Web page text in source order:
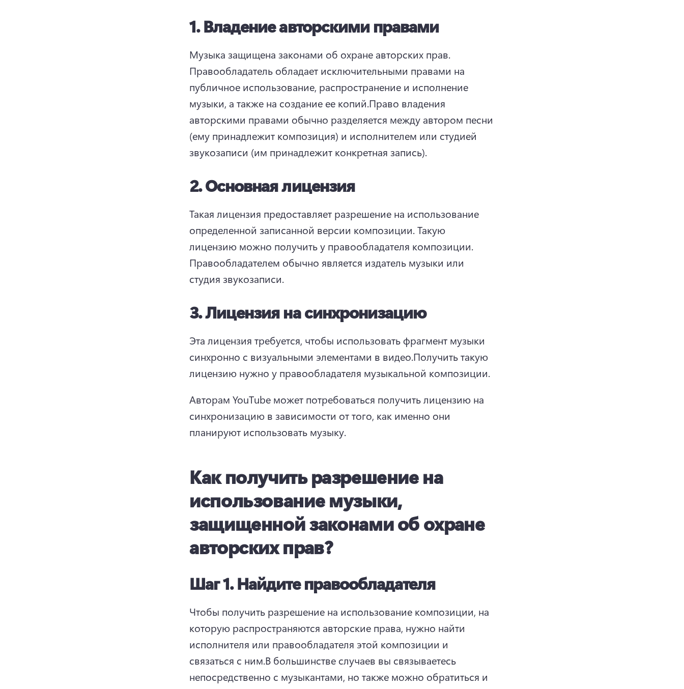
1.Владение авторскими правами
Музыка защищена законами об охране авторских прав.
Правообладатель обладает исключительными правами на
публичное использование, распространение и исполнение
музыки, а также на создание ее копий.Право владения
авторскими правами обычно разделяется между автором песни
(ему принадлежит композиция) и исполнителем или студией
звукозаписи (им принадлежит конкретная запись).
2.Основная лицензия
Такая лицензия предоставляет разрешение на использование
определенной записанной версии композиции. Такую
лицензию можно получить у правообладателя композиции.
Правообладателем обычно является издатель музыки или
студия звукозаписи.
3.Лицензия на синхронизацию
Эта лицензия требуется, чтобы использовать фрагмент музыки
синхронно с визуальными элементами в видео.Получить такую
лицензию нужно у правообладателя музыкальной композиции.
Авторам YouTube может потребоваться получить лицензию на
синхронизацию в зависимости от того, как именно они
планируют использовать музыку.
Как получить разрешение на
использование музыки,
защищенной законами об охране
авторских прав?
Шаг 1.Найдите правообладателя
Чтобы получить разрешение на использование композиции, на
которую распространяются авторские права, нужно найти
исполнителя или правообладателя этой композиции и
связаться с ним.В большинстве случаев вы связываетесь
непосредственно с музыкантами, но также можно обратиться и